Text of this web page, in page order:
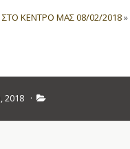
ΚΕΝΤΡΟ ΜΑΣ 08/02/2018»
2018 ·